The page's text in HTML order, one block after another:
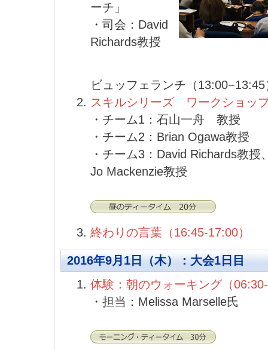
ーチ」
・司会：David
Richards教授
ビュッフェランチ（13:00−13:45
スキルシリーズ ワークショッ
・チーム1：石山一舟 教授
・チーム2：Brian Ogawa教授
・チーム3：David Richards教授
Jo Mackenzie教授
終わりの言葉（16:45-17:00）
2016年9月1日（木）：大会1日目
体験：朝のウォーキング（
・担当：Melissa Marselle氏